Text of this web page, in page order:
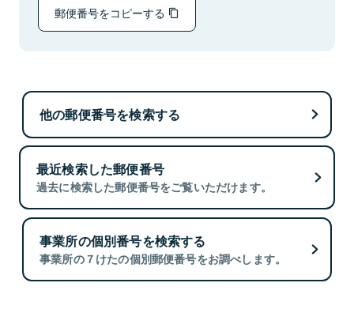
郵便番号をコピーする
他の郵便番号を検索する
最近検索した郵便番号
過去に検索した郵便番号をご覧いただけます。
事業所の個別番号を検索する
事業所の７けたの個別郵便番号をお調べします。